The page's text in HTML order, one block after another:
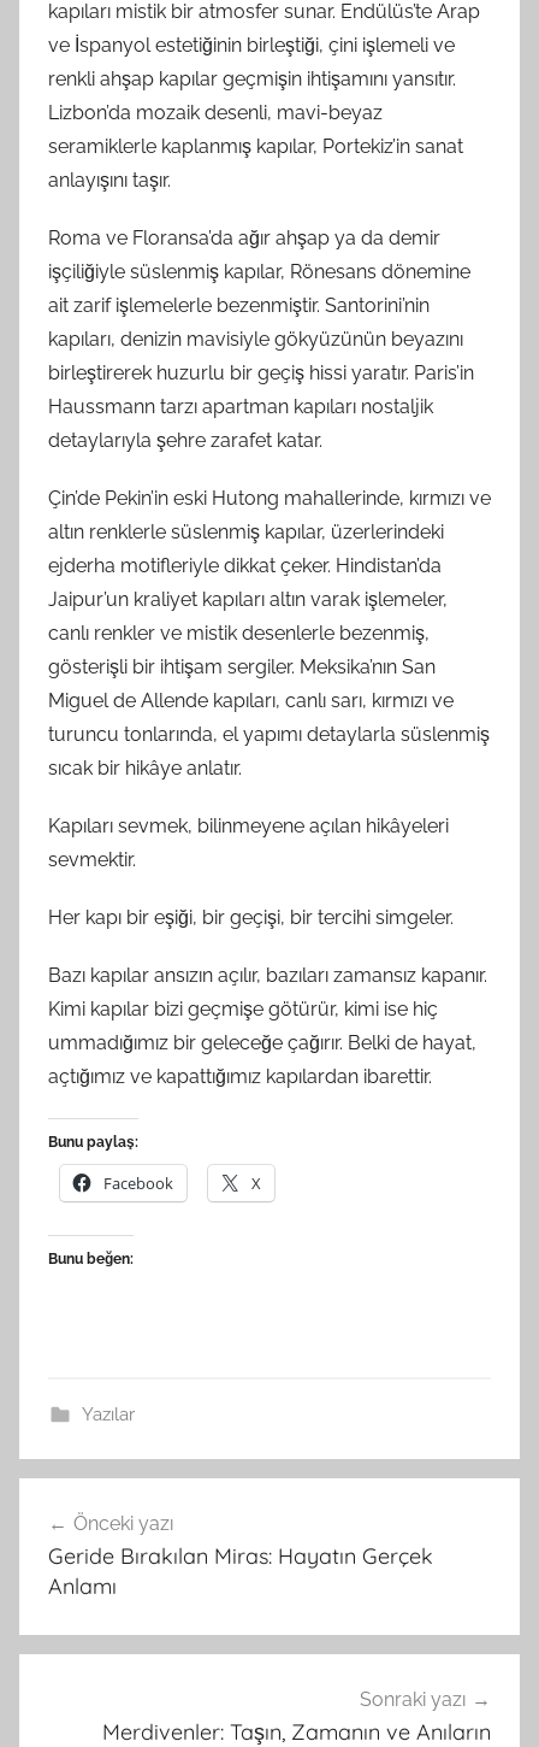
kapıları mistik bir atmosfer sunar. Endülüs’te Arap
ve İspanyol estetiğinin birleştiği, çini işlemeli ve
renkli ahşap kapılar geçmişin ihtişamını yansıtır.
Lizbon’da mozaik desenli, mavi-beyaz
seramiklerle kaplanmış kapılar, Portekiz’in sanat
anlayışını taşır.
Roma ve Floransa’da ağır ahşap ya da demir
işçiliğiyle süslenmiş kapılar, Rönesans dönemine
ait zarif işlemelerle bezenmiştir. Santorini’nin
kapıları, denizin mavisiyle gökyüzünün beyazını
birleştirerek huzurlu bir geçiş hissi yaratır. Paris’in
Haussmann tarzı apartman kapıları nostaljik
detaylarıyla şehre zarafet katar.
Çin’de Pekin’in eski Hutong mahallerinde, kırmızı ve
altın renklerle süslenmiş kapılar, üzerlerindeki
ejderha motifleriyle dikkat çeker. Hindistan’da
Jaipur’un kraliyet kapıları altın varak işlemeler,
canlı renkler ve mistik desenlerle bezenmiş,
gösterişli bir ihtişam sergiler. Meksika’nın San
Miguel de Allende kapıları, canlı sarı, kırmızı ve
turuncu tonlarında, el yapımı detaylarla süslenmiş
sıcak bir hikâye anlatır.
Kapıları sevmek, bilinmeyene açılan hikâyeleri
sevmektir.
Her kapı bir eşiği, bir geçişi, bir tercihi simgeler.
Bazı kapılar ansızın açılır, bazıları zamansız kapanır.
Kimi kapılar bizi geçmişe götürür, kimi ise hiç
ummadığımız bir geleceğe çağırır. Belki de hayat,
açtığımız ve kapattığımız kapılardan ibarettir.
Bunu paylaş:
Facebook X
Bunu beğen:
Yazılar
gezinmesi
Önceki yazı
Geride Bırakılan Miras: Hayatın Gerçek
Anlamı
Sonraki yazı
Merdivenler: Taşın, Zamanın ve Anıların